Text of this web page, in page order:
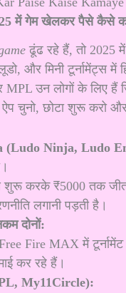
में गेम खेलकर पैसे कैसे
ढूंढ रहे हैं, तो 2025
और मिनी टूर्नामेंट्स में
उन लोगों के लिए हैं
चुनो, छोटा शुरू करो
(Ludo Ninja, Ludo
करके ₹5000 तक
लगानी पड़ती है।
दोनों:
Fire MAX में
कर रहे हैं।
My11Circle):